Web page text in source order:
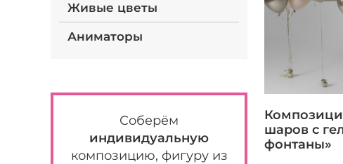
Живые цветы
Аниматоры
Соберём
индивидуальную
композицию, фигуру из
шаров с
фонтаны»